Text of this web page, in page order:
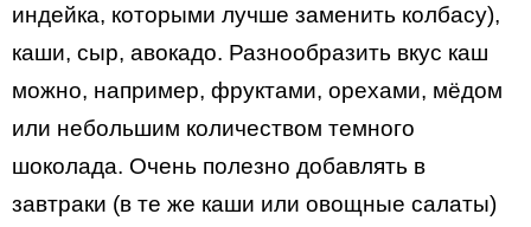
индейка, которыми лучше заменить колбасу),
каши, сыр, авокадо. Разнообразить вкус каш
можно, например, фруктами, орехами, мёдом
или небольшим количеством темного
шоколада. Очень полезно добавлять в
завтраки (в те же каши или овощные салаты)